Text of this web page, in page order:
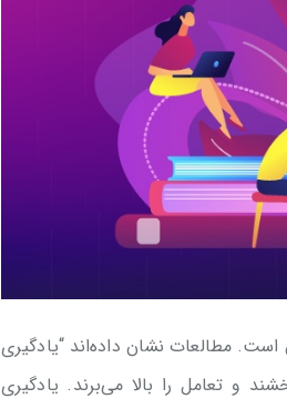
است. مطالعات نشان داده‌اند “یادگیری
و تعامل را بالا می‌برند. یادگیری